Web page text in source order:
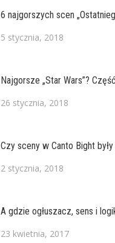
6 najgorszych scen
5 stycznia, 2018
Najgorsze „Star Wars”?
26 stycznia, 2018
Czy sceny w Canto Bight
2 stycznia, 2018
A gdzie ogłuszacz, sens i
23 kwietnia, 2017